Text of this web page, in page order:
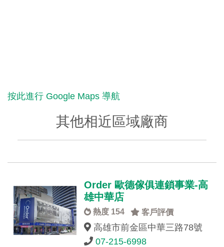
按此進行 Google Maps 導航
其他相近區域廠商
Order 歐德傢俱連鎖事業-高
雄中華店
熱度 154 客戶評價
高雄市前金區中華三路78號
07-215-6998